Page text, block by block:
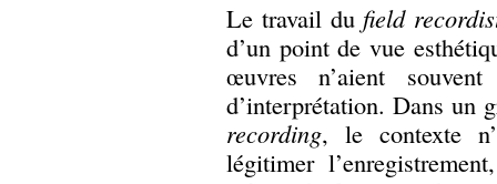
Le travail du field
d’un point de vue
œuvres n’aient
d’interprétation. Dans un
recording, le contexte
légitimer